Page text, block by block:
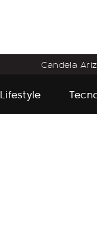
Candela
Lifestyle